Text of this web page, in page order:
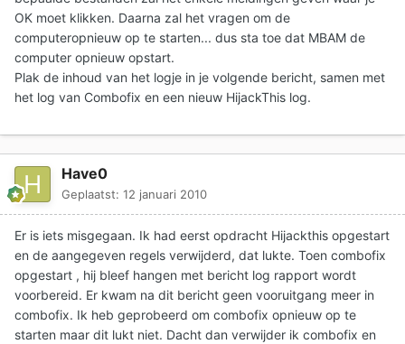
OK moet klikken. Daarna zal het vragen om de
computeropnieuw op te starten... dus sta toe dat MBAM de
computer opnieuw opstart.
Plak de inhoud van het logje in je volgende bericht, samen met
het log van Combofix en een nieuw HijackThis log.
Have0
Geplaatst: 12 januari 2010
Er is iets misgegaan. Ik had eerst opdracht Hijackthis opgestart
en de aangegeven regels verwijderd, dat lukte. Toen combofix
opgestart , hij bleef hangen met bericht log rapport wordt
voorbereid. Er kwam na dit bericht geen vooruitgang meer in
combofix. Ik heb geprobeerd om combofix opnieuw op te
starten maar dit lukt niet. Dacht dan verwijder ik combofix en